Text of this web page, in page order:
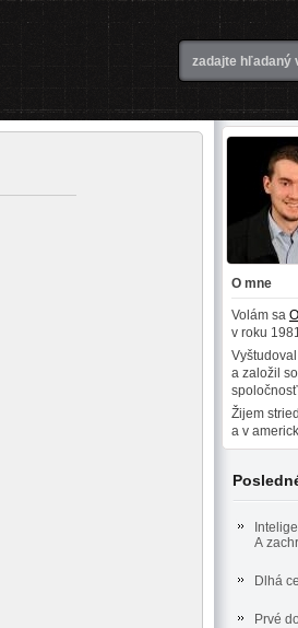
O mne
Volám sa
v roku
a založil
spoločnosť
Žijem
a v
A
Dlhá
Prvé